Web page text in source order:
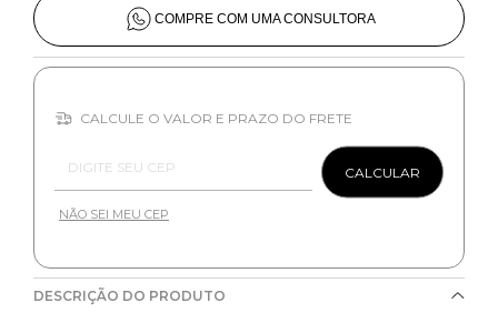
COMPRE COM UMA CONSULTORA
CALCULE O VALOR E PRAZO DO FRETE
CALCULAR
NÃO SEI MEU CEP
DESCRIÇÃO DO PRODUTO